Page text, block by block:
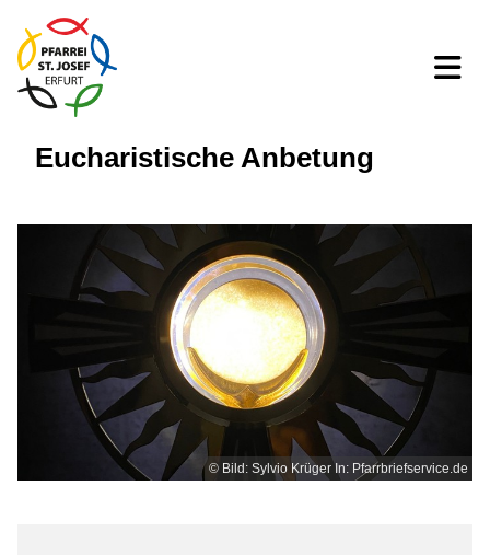
Eucharistische Anbetung
© Bild: Sylvio Krüger In: Pfarrbriefservice.de